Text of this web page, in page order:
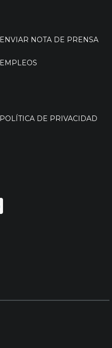
ENVIAR NOTA DE PRENSA
EMPLEOS
POLÍTICA DE PRIVACIDAD